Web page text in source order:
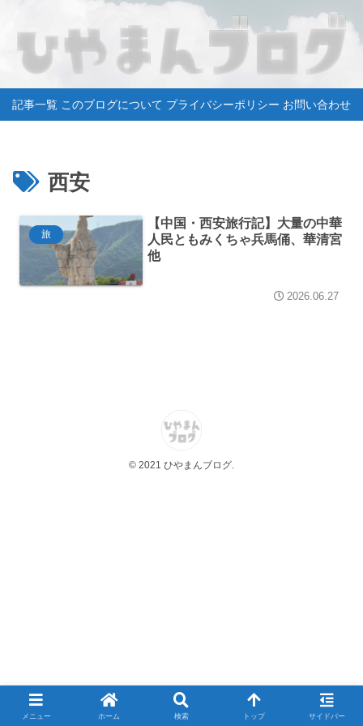
記事一覧 このブログについて プライバシーポリシー お問い合わせ
西安
旅
【中国・西安旅行記】大量の中華
人民ともみくちゃ兵馬俑、華清宮
他
2026.06.27
© 2021 ひやまんブログ.
メニュー ホーム 検索 トップ サイドバー